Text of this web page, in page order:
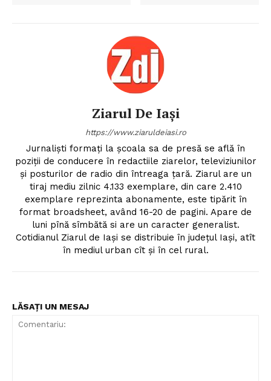
Ziarul De Iași
https://www.ziaruldeiasi.ro
Jurnalişti formaţi la şcoala sa de presă se află în
poziţii de conducere în redactiile ziarelor, televiziunilor
şi posturilor de radio din întreaga ţară. Ziarul are un
tiraj mediu zilnic 4.133 exemplare, din care 2.410
exemplare reprezinta abonamente, este tipărit în
format broadsheet, având 16-20 de pagini. Apare de
luni pînă sîmbătă si are un caracter generalist.
Cotidianul Ziarul de Iaşi se distribuie în judeţul Iaşi, atît
în mediul urban cît şi în cel rural.
LĂSAȚI UN MESAJ